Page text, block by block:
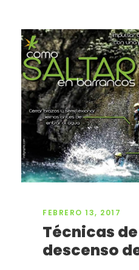
FEBRERO 13, 2017
Técnicas
descenso